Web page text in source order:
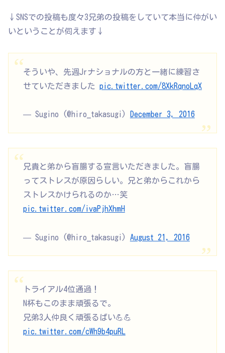
↓SNSでの投稿も度々3兄弟の投稿をしていて本当に仲がい
いということが伺えます↓
そういや、先週Jrナショナルの方と一緒に練習さ
せていただきました pic.twitter.com/8XkRqnoLqX
— Sugino (@hiro_takasugi) December 3, 2016
兄貴と弟から盲腸する宣言いただきました。盲腸
ってストレスが原因らしい。兄と弟からこれから
ストレスかけられるのか…笑
pic.twitter.com/ivaPjhXhmH
— Sugino (@hiro_takasugi) August 21, 2016
トライアル4位通過！
N杯もこのまま頑張るで。
兄弟3人仲良く頑張るばい💪💪
pic.twitter.com/cWh9b4puRL